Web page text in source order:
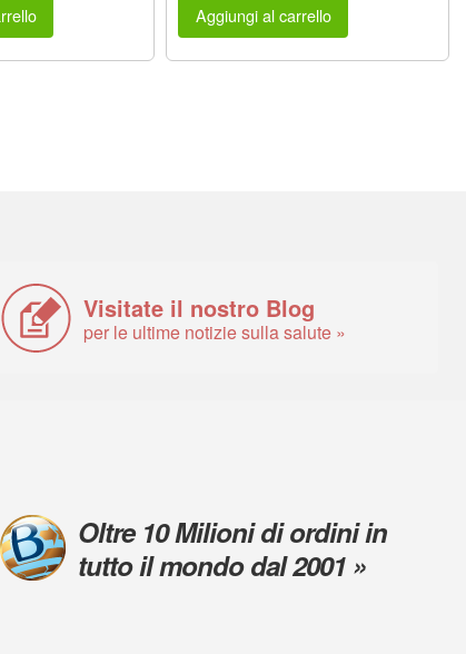
Aggiungi al carrello
Visitate il nostro Blog
per le ultime notizie sulla salute »
Oltre 10 Milioni di ordini in
tutto il mondo dal 2001 »